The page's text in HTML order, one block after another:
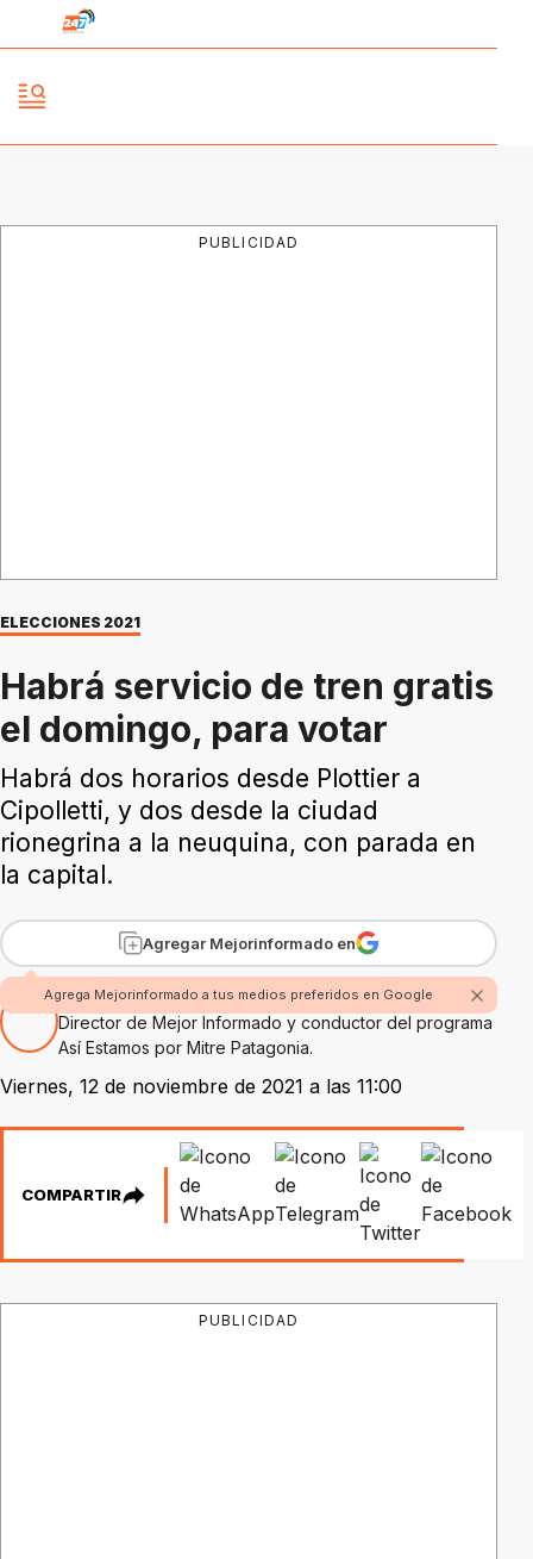
PUBLICIDAD
ELECCIONES 2021
Habrá servicio de tren gratis
el domingo, para votar
Habrá dos horarios desde Plottier a
Cipolletti, y dos desde la ciudad
rionegrina a la neuquina, con parada en
la capital.
Agregar Mejorinformado en
Agrega Mejorinformado a tus medios preferidos en Google
Por Rubén Boggi
Director de Mejor Informado y conductor del programa
Así Estamos por Mitre Patagonia.
Viernes, 12 de noviembre de 2021 a las 11:00
COMPARTIR
PUBLICIDAD